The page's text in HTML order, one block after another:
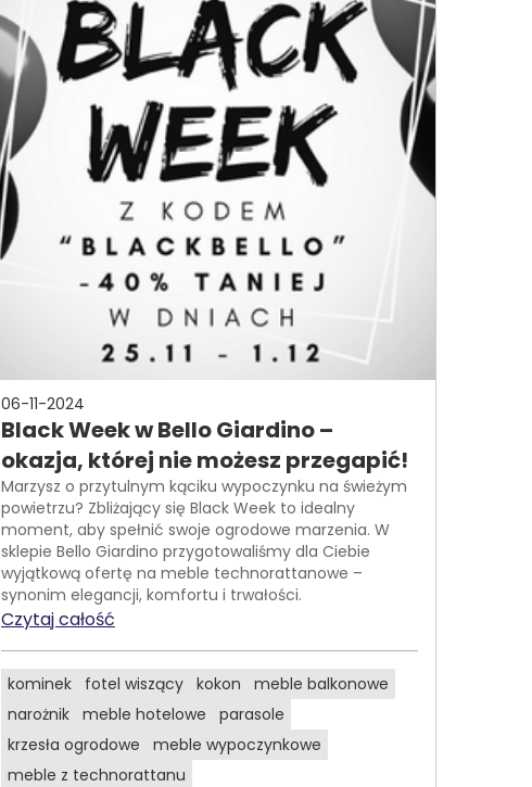
06-11-2024
Black Week w Bello Giardino –
okazja, której nie możesz przegapić!
Marzysz o przytulnym kąciku wypoczynku na świeżym
powietrzu? Zbliżający się Black Week to idealny
moment, aby spełnić swoje ogrodowe marzenia. W
sklepie Bello Giardino przygotowaliśmy dla Ciebie
wyjątkową ofertę na meble technorattanowe –
synonim elegancji, komfortu i trwałości.
Czytaj całość
kominek fotel wiszący kokon
meble balkonowe
narożnik meble hotelowe
parasole
krzesła ogrodowe
meble wypoczynkowe
meble z technorattanu